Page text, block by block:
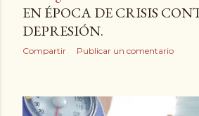
EN ÉPOCA DE CRISIS
DEPRESIÓN.
Compartir Publicar un comentario